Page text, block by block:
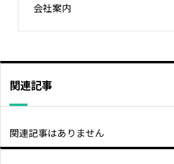
会社案内
関連記事
関連記事はありません